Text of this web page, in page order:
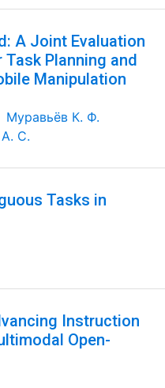
A Joint Evaluation
Planning and
Manipulation
Муравьёв К. Ф.
С.
Tasks in
Instruction
Open-